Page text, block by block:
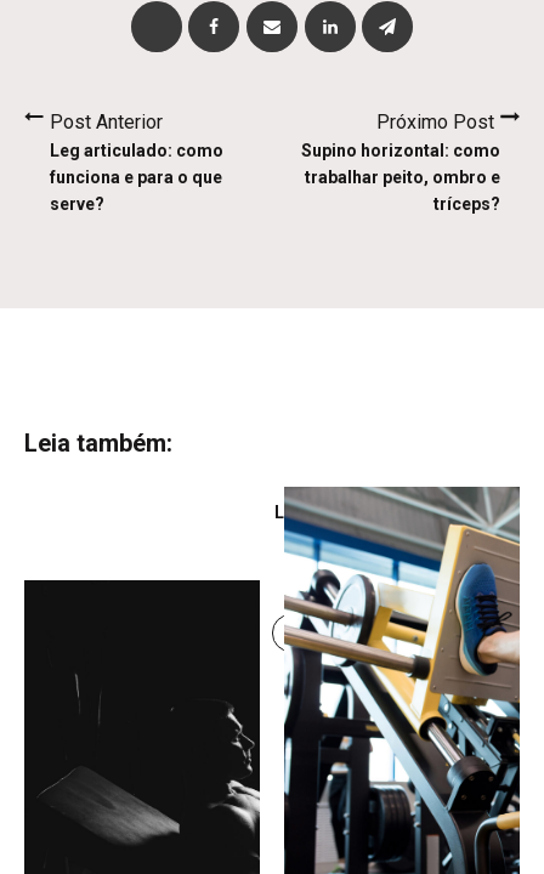
Post Anterior
Leg articulado: como
funciona e para o que
serve?
Próximo Post
Supino horizontal: como
trabalhar peito, ombro e
tríceps?
Leia também:
Leg Day: como estruturar
um treino eficiente para
força e hipertrofia
Continue lendo